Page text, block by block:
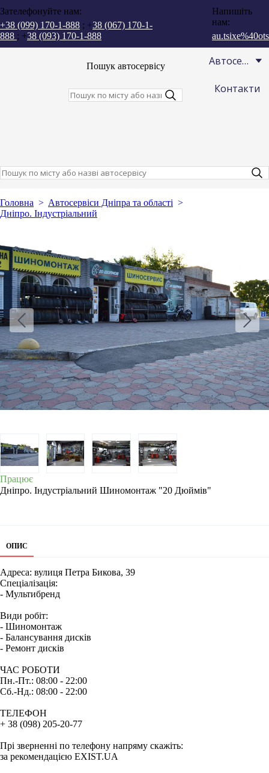
Зателефонуйте нам:
+38 (099) 170-1-888 ; +38 (067) 170-1-
888 ; +38 (093) 170-1-888
Напишіть
нам:
au.tsixe%40ots
Пошук автосервісу Автосервіси
Контакти
Головна
Автосервіси Дніпра та області
Дніпро. Індустріальний
Працює
Дніпро. Індустріальний Шиномонтаж "20 Дюймів"
ОПИС
Адреса: вулиця Петра Бикова, 39
Спеціалізація:
- Мультибренд
Види робіт:
- Шиномонтаж
- Балансування дисків
- Ремонт дисків
ЧАС РОБОТИ
Пн.-Пт.: 08:00 - 22:00
Сб.-Нд.: 08:00 - 22:00
ТЕЛЕФОН
+ 38 (098) 205-20-77
Прі зверненні по телефону напряму скажіть:
за рекомендацією EXIST.UA